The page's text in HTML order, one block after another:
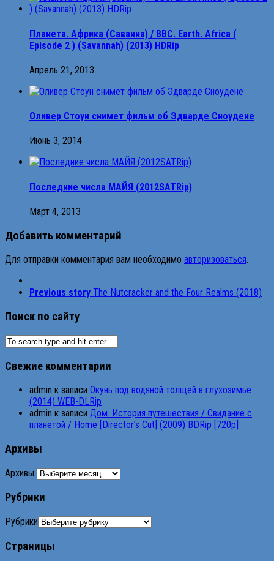
Планета. Африка (Cаванна) / BBC. Earth. Africa (
Episode 2 ) (Savannah) (2013) HDRip
Апрель 21, 2013
Оливер Стоун снимет фильм об Эдварде Сноудене
Июнь 3, 2014
Последние числа МАЙЯ (2012SATRip)
Март 4, 2013
Добавить комментарий
Для отправки комментария вам необходимо авторизоваться.
Previous story The Nutcracker and the Four Realms (2018)
Поиск по сайту
Свежие комментарии
admin к записи Окунь под водяной толщей в глухозимье
(2014) WEB-DLRip
admin к записи Дом. История путешествия / Свидание с
планетой / Home [Director’s Cut] (2009) BDRip [720p]
Архивы
Архивы
Рубрики
Рубрики
Страницы